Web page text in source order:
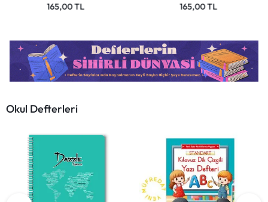
Okul Defterleri